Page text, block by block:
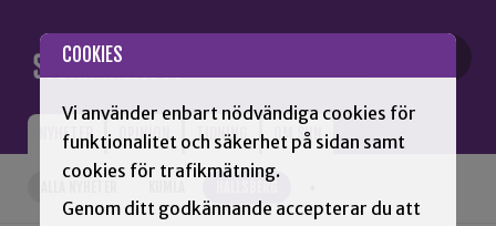
COOKIES
Vi använder enbart nödvändiga cookies för
funktionalitet och säkerhet på sidan samt
cookies för trafikmätning.
Genom ditt godkännande accepterar du att
NYHETER OPINION TIDNING OM SNN
HALLSBERG